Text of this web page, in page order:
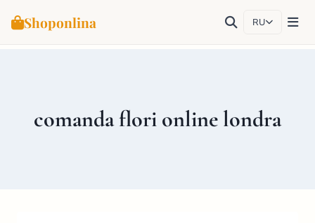
Shoponlina RU
comanda flori online londra